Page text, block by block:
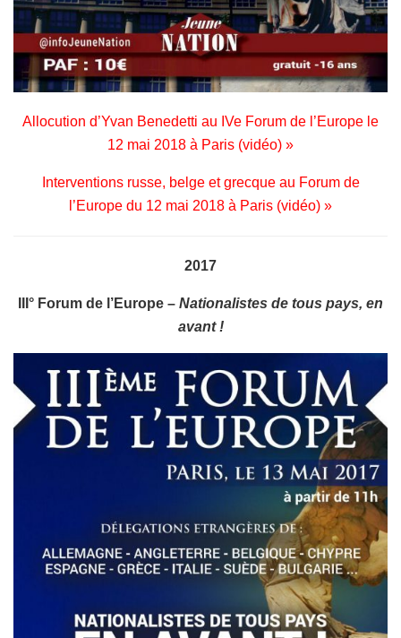
Allocution d’Yvan Benedetti au IVe Forum de l’Europe le
12 mai 2018 à Paris (vidéo) »
Interventions russe, belge et grecque au Forum de
l’Europe du 12 mai 2018 à Paris (vidéo) »
2017
III° Forum de l’Europe – Nationalistes de tous pays, en
avant !